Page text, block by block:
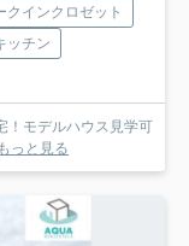
クインクロゼット
ッチン
！モデルハウス見学可
もっと見る